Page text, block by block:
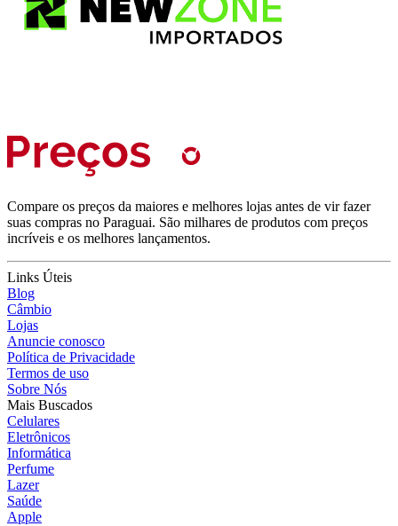
Compare os preços da maiores e melhores lojas antes de vir fazer
suas compras no Paraguai. São milhares de produtos com preços
incríveis e os melhores lançamentos.
Links Úteis
Blog
Câmbio
Lojas
Anuncie conosco
Política de Privacidade
Termos de uso
Sobre Nós
Mais Buscados
Celulares
Eletrônicos
Informática
Perfume
Lazer
Saúde
Apple